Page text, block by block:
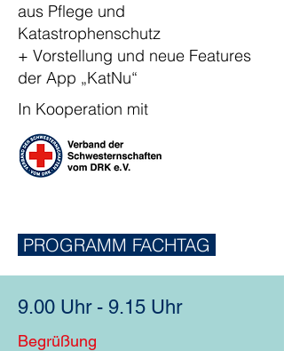
aus Pflege und
Katastrophenschutz
+ Vorstellung und neue Features
der App „KatNu“
In Kooperation mit
PROGRAMM FACHTAG
9.00 Uhr - 9.15 Uhr
Begrüßung